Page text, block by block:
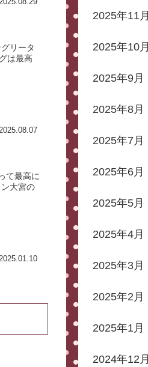
リータ
は最高
2025.08.07
て最高に
大宮の
2025年11月
2025年10月
2025年9月
2025年8月
2025年7月
2025年6月
2025年5月
2025年4月
2025年3月
2025年2月
2025年1月
2024年12月